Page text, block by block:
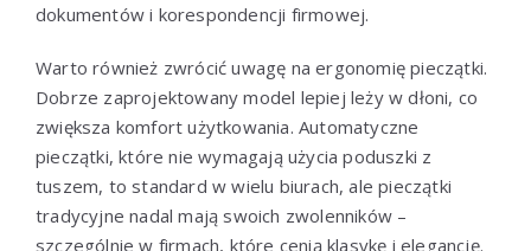
dokumentów i korespondencji firmowej.
Warto również zwrócić uwagę na ergonomię pieczątki.
Dobrze zaprojektowany model lepiej leży w dłoni, co
zwiększa komfort użytkowania. Automatyczne
pieczątki, które nie wymagają użycia poduszki z
tuszem, to standard w wielu biurach, ale pieczątki
tradycyjne nadal mają swoich zwolenników –
szczególnie w firmach, które cenią klasykę i elegancję.